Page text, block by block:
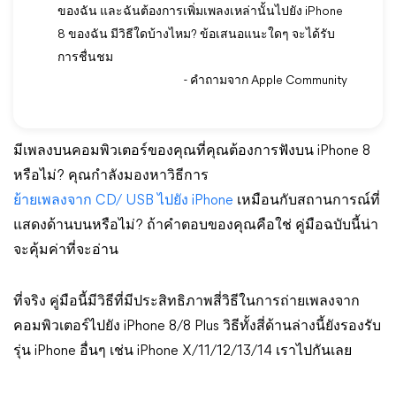
ของฉัน และฉันต้องการเพิ่มเพลงเหล่านั้นไปยัง iPhone
8 ของฉัน มีวิธีใดบ้างไหม? ข้อเสนอแนะใดๆ จะได้รับ
การชื่นชม
- คำถามจาก Apple Community
มีเพลงบนคอมพิวเตอร์ของคุณที่คุณต้องการฟังบน iPhone 8
หรือไม่? คุณกำลังมองหาวิธีการ
ย้ายเพลงจาก CD/ USB ไปยัง iPhone เหมือนกับสถานการณ์ที่
แสดงด้านบนหรือไม่? ถ้าคำตอบของคุณคือใช่ คู่มือฉบับนี้น่า
จะคุ้มค่าที่จะอ่าน
ที่จริง คู่มือนี้มีวิธีที่มีประสิทธิภาพสี่วิธีในการถ่ายเพลงจาก
คอมพิวเตอร์ไปยัง iPhone 8/8 Plus วิธีทั้งสี่ด้านล่างนี้ยังรองรับ
รุ่น iPhone อื่นๆ เช่น iPhone X/11/12/13/14 เราไปกันเลย